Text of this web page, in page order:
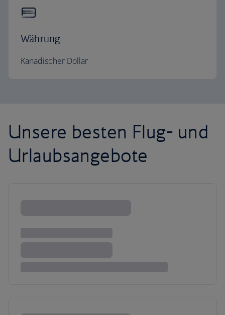
Währung
Kanadischer Dollar
Unsere besten Flug- und
Urlaubsangebote